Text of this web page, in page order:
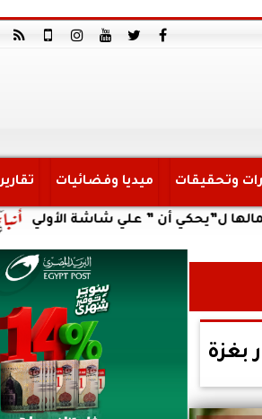
وتحقيقات ميديا وفضائيات
أن ” علي شاشة الأولي
بغزة